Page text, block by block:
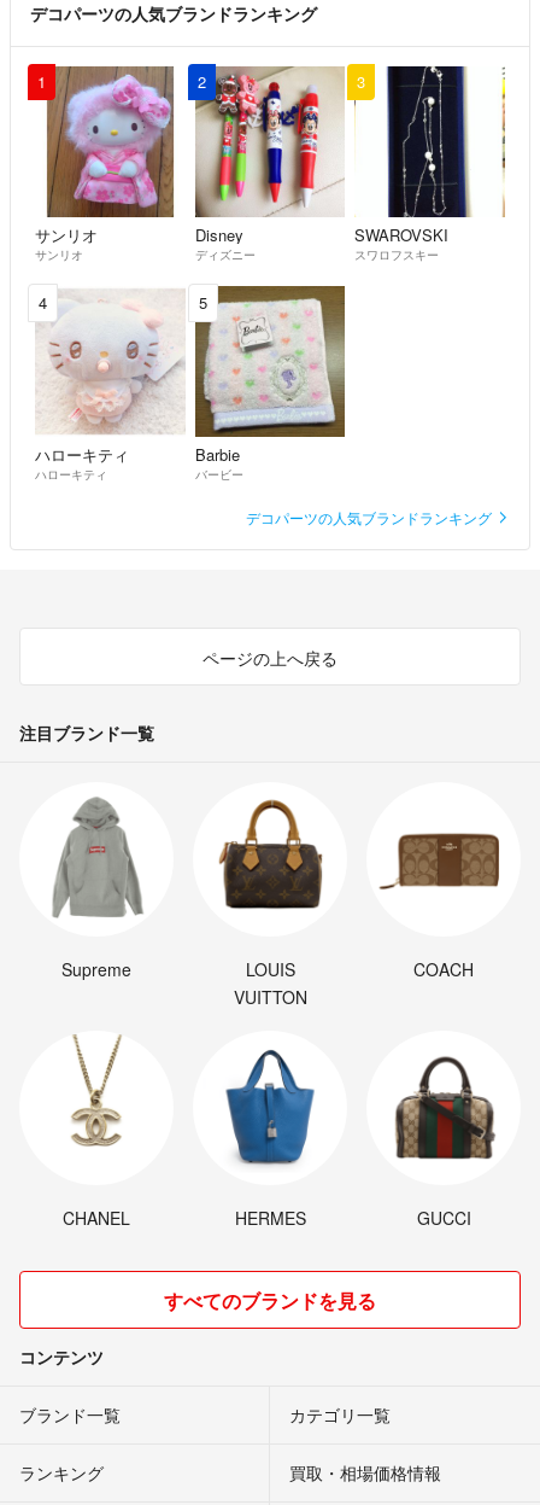
デコパーツの人気ブランドランキング
1
サンリオ
サンリオ
2
Disney
ディズニー
3
SWAROVSKI
スワロフスキー
4
ハローキティ
ハローキティ
5
Barbie
バービー
デコパーツの人気ブランドランキング
ページの上へ戻る
注目ブランド一覧
Supreme
LOUIS
VUITTON
COACH
CHANEL HERMES GUCCI
すべてのブランドを見る
コンテンツ
ブランド一覧 カテゴリ一覧
ランキング 買取・相場価格情報